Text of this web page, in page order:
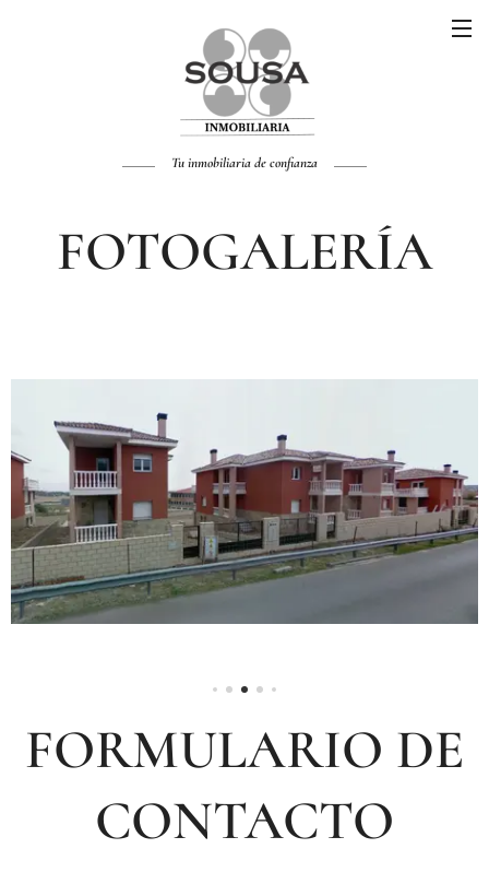
Tu inmobiliaria de confianza
FOTOGALERÍA
FORMULARIO DE
CONTACTO